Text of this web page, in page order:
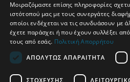
Παρουσίαση προϊόντων
Έρευνα
ΟΡΟΙ ΧΡΗΣΗΣ
Μοιραζόμαστε επίσης πληροφορίες
ιστότοπού μας με τους συνεργάτες
οποίοι ενδέχεται να τις συνδυάσουν με
έχετε παράσχει ή που έχουν συλλέξει
τους από εσάς. Πολιτική Απορρήτου
ΑΠΟΛΎΤΩΣ ΑΠΑΡΑΊΤΗΤΑ
ΣΤΌΧΕΥΣΗΣ